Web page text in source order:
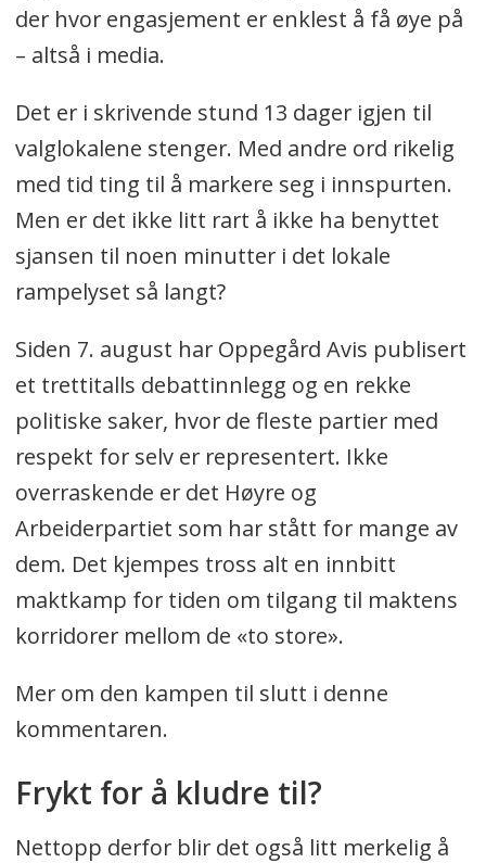
der hvor engasjement er enklest å få øye på
– altså i media.
Det er i skrivende stund 13 dager igjen til
valglokalene stenger. Med andre ord rikelig
med tid ting til å markere seg i innspurten.
Men er det ikke litt rart å ikke ha benyttet
sjansen til noen minutter i det lokale
rampelyset så langt?
Siden 7. august har Oppegård Avis publisert
et trettitalls debattinnlegg og en rekke
politiske saker, hvor de fleste partier med
respekt for selv er representert. Ikke
overraskende er det Høyre og
Arbeiderpartiet som har stått for mange av
dem. Det kjempes tross alt en innbitt
maktkamp for tiden om tilgang til maktens
korridorer mellom de «to store».
Mer om den kampen til slutt i denne
kommentaren.
Frykt for å kludre til?
Nettopp derfor blir det også litt merkelig å